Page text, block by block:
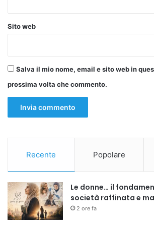
Sito web
Salva il mio nome, email e sito web in
prossima volta che commento.
Recente Popolare
Le donne… il
società raffinata e
2 ore fa